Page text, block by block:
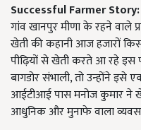
Successful Farmer Story:
गांव खानपुर मीणा के रहने वाले
खेती की कहानी आज हजारों
पीढ़ियों से खेती करते आ रहे इस
बागडोर संभाली, तो उन्होंने इसे
आईटीआई पास मनोज कुमार ने
आधुनिक और मुनाफे वाला